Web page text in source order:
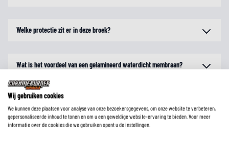
Welke protectie zit er in deze broek?
Wat is het voordeel van een gelamineerd waterdicht membraan?
Wat is het voordeel van een broek met uitneembare thermovoering en
waterdicht membraan?
Wij gebruiken cookies
We kunnen deze plaatsen voor analyse van onze bezoekersgegevens, om onze website te verbeteren,
gepersonaliseerde inhoud te tonen en om u een geweldige website-ervaring te bieden. Voor meer
informatie over de cookies die we gebruiken opent u de instellingen.